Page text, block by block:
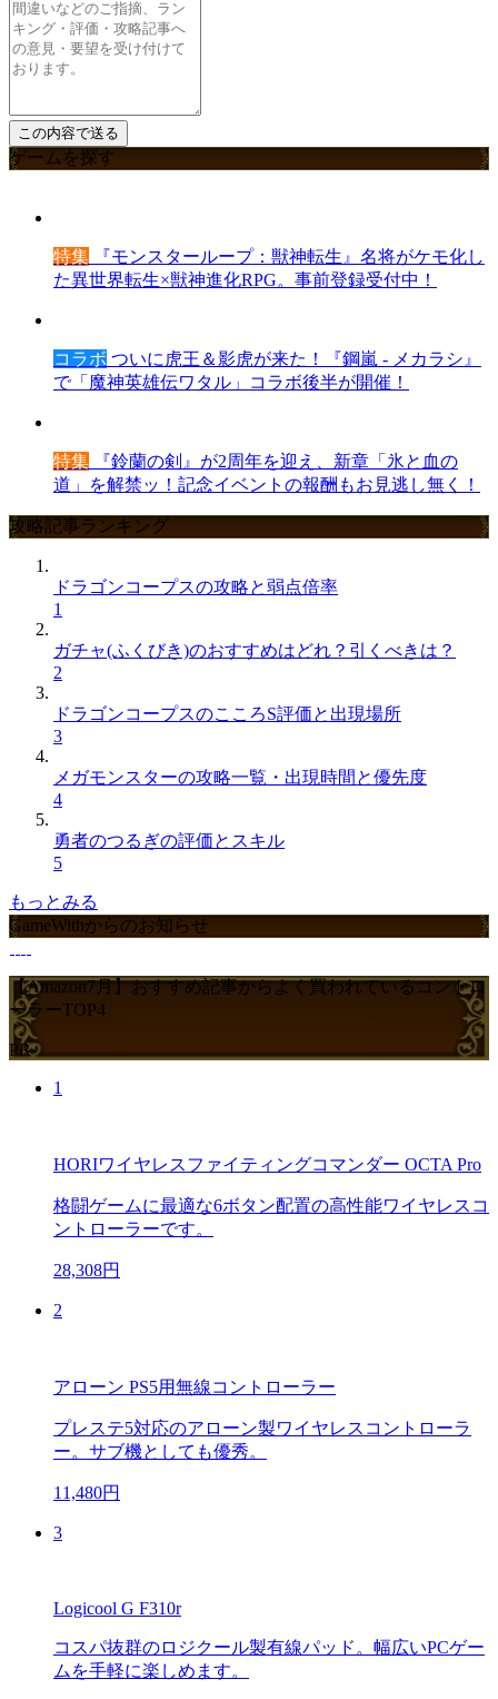
ゲームを探す
特集 『モンスターループ：獣神転生』名将がケモ化し
た異世界転生×獣神進化RPG。事前登録受付中！
コラボ ついに虎王＆影虎が来た！『鋼嵐 - メカラシ』
で「魔神英雄伝ワタル」コラボ後半が開催！
特集 『鈴蘭の剣』が2周年を迎え、新章「氷と血の
道」を解禁ッ！記念イベントの報酬もお見逃し無く！
攻略記事ランキング
ドラゴンコープスの攻略と弱点倍率
1
ガチャ(ふくびき)のおすすめはどれ？引くべきは？
2
ドラゴンコープスのこころS評価と出現場所
3
メガモンスターの攻略一覧・出現時間と優先度
4
勇者のつるぎの評価とスキル
5
もっとみる
GameWithからのお知らせ
【Amazon7月】おすすめ記事からよく買われているコントロ
ーラーTOP4
PR
1
HORIワイヤレスファイティングコマンダー OCTA Pro
格闘ゲームに最適な6ボタン配置の高性能ワイヤレスコ
ントローラーです。
28,308円
2
アローン PS5用無線コントローラー
プレステ5対応のアローン製ワイヤレスコントローラ
ー。サブ機としても優秀。
11,480円
3
Logicool G F310r
コスパ抜群のロジクール製有線パッド。幅広いPCゲー
ムを手軽に楽しめます。